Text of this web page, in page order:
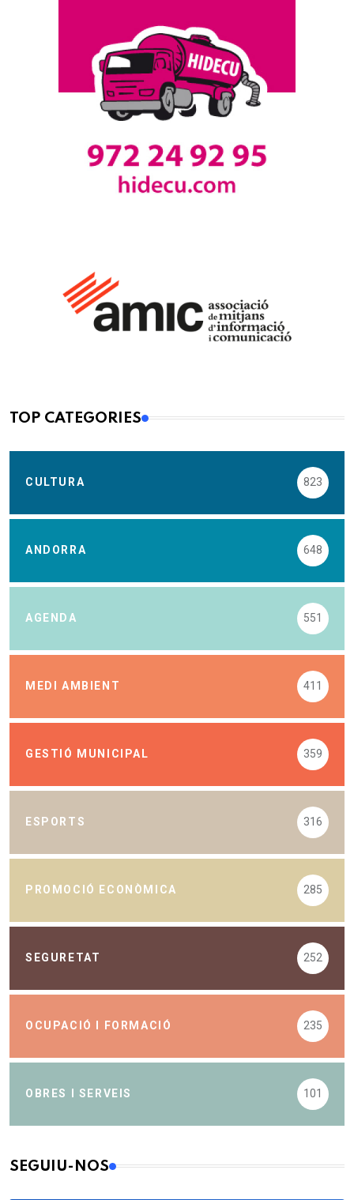
TOP CATEGORIES
CULTURA 823
ANDORRA 648
AGENDA 551
MEDI AMBIENT 411
GESTIÓ MUNICIPAL 359
ESPORTS 316
PROMOCIÓ ECONÒMICA 285
SEGURETAT 252
OCUPACIÓ I FORMACIÓ 235
OBRES I SERVEIS 101
SEGUIU-NOS